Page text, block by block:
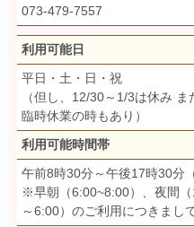
073-479-7557
利用可能日
平日・土・日・祝
（但し、12/30～1/3は休み
臨時休業の時もあり）
利用可能時間帯
午前8時30分～午後17時30分
※早朝（6:00~8:00）、夜間
～6:00）のご利用につきまし